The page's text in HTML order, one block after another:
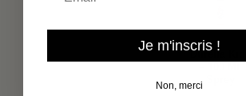
Durella Kids
Je m'inscris !
Non, merci